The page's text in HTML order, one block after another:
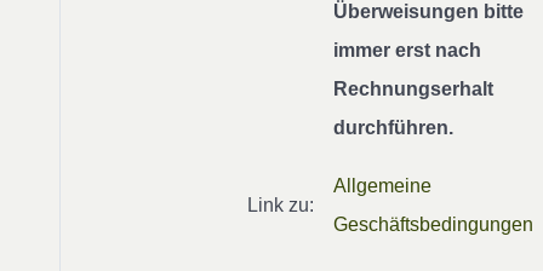
Überweisungen bitte
immer erst nach
Rechnungserhalt
durchführen.
Link zu:
Allgemeine
Geschäftsbedingungen